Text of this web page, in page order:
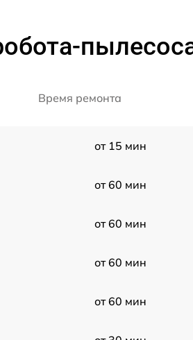
Время ремонта
от 15 мин
от 60 мин
от 60 мин
от 60 мин
от 60 мин